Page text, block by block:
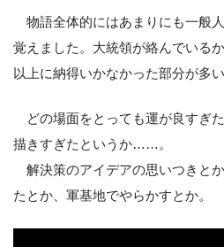
物語全体的にはあまりにも一般
覚えました。大統領が絡んでいる
以上に納得いかなかった部分が多い
どの場面をとっても運が良すぎ
描きすぎたというか……。
解決策のアイデアの思いつきと
たとか、軍基地でやらかすとか。